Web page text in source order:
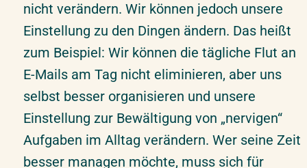
nicht verändern. Wir können jedoch unsere
Einstellung zu den Dingen ändern. Das heißt
zum Beispiel: Wir können die tägliche Flut an
E-Mails am Tag nicht eliminieren, aber uns
selbst besser organisieren und unsere
Einstellung zur Bewältigung von „nervigen“
Aufgaben im Alltag verändern. Wer seine Zeit
besser managen möchte, muss sich für